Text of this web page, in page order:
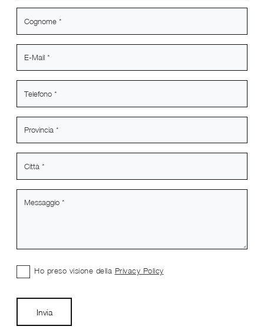
Ho preso visione della Privacy Policy
Invia